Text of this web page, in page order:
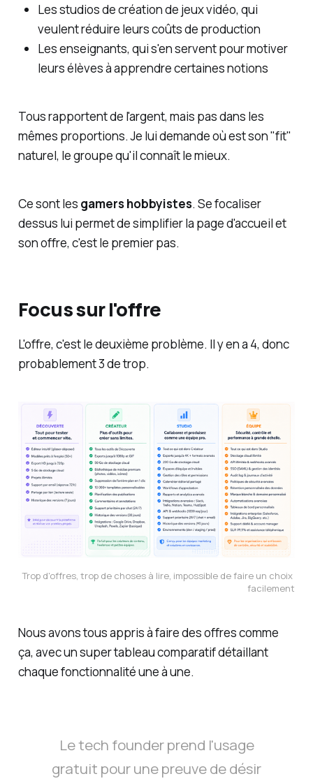
Les studios de création de jeux vidéo, qui
veulent réduire leurs coûts de production
Les enseignants, qui s'en servent pour motiver
leurs élèves à apprendre certaines notions
Tous rapportent de l'argent, mais pas dans les
mêmes proportions. Je lui demande où est son "fit"
naturel, le groupe qu'il connaît le mieux.
Ce sont les gamers hobbyistes. Se focaliser
dessus lui permet de simplifier la page d'accueil et
son offre, c'est le premier pas.
Focus sur l'offre
L'offre, c'est le deuxième problème. Il y en a 4, donc
probablement 3 de trop.
Trop d'offres, trop de choses à lire, impossible de faire un choix
facilement
Nous avons tous appris à faire des offres comme
ça, avec un super tableau comparatif détaillant
chaque fonctionnalité une à une.
Le tech founder prend l'usage
gratuit pour une preuve de désir